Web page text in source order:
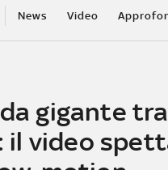
News Video
gigante
il video